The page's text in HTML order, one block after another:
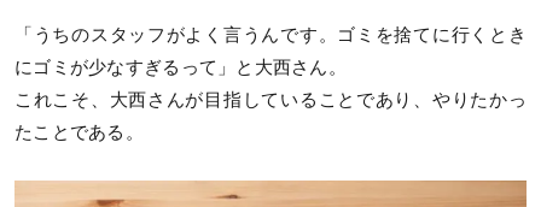
「うちのスタッフがよく言うんです。ゴミを捨てに行くとき
にゴミが少なすぎるって」と大西さん。
これこそ、大西さんが目指していることであり、やりたかっ
たことである。